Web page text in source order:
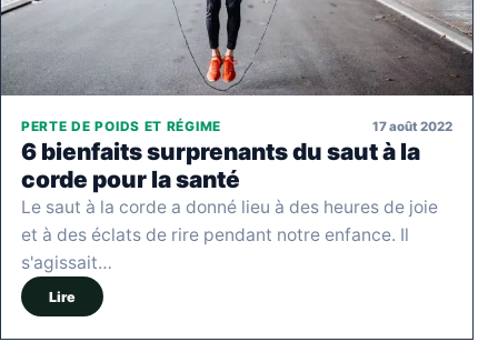
PERTE DE POIDS ET RÉGIME 17 août 2022
6 bienfaits surprenants du saut à la
corde pour la santé
Le saut à la corde a donné lieu à des heures de joie
et à des éclats de rire pendant notre enfance. Il
s'agissait…
Lire